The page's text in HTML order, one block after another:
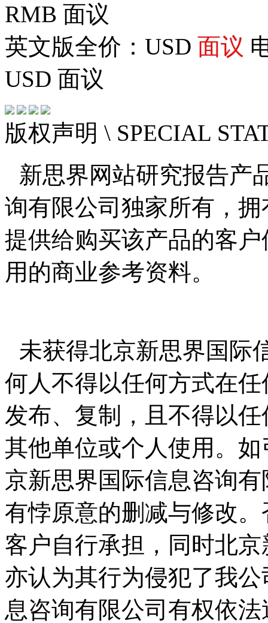
RMB 面议
英文版全价：USD 面议
USD 面议
版权声明 \ SPECIAL
新思界网站研究报告产
询有限公司独家所有，
提供给购买该产品的客
用的商业参考资料。
未获得北京新思界国际
何人不得以任何方式在
发布、复制，且不得以
其他单位或个人使用。
京新思界国际信息咨询
有悖原意的删减与修改
客户自行承担，同时北
亦认为其行为侵犯了我
息咨询有限公司有权依